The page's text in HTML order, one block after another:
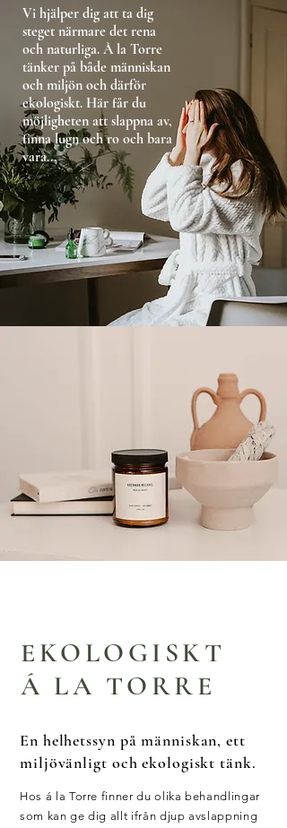
Vi hjälper dig att ta dig
steget närmare det rena
och naturliga. À la Torre
tänker på både människan
och miljön och därför
ekologiskt. Här får du
möjligheten att slappna av,
finna lugn och ro och bara
vara...
EKOLOGISKT
Á LA TORRE
En helhetssyn på människan, ett
miljövänligt och ekologiskt tänk.
Hos á la Torre finner du olika behandlingar
som kan ge dig allt ifrån djup avslappning